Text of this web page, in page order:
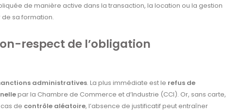
de manière active dans la transaction, la location ou la gestion
sa formation.
respect de l’obligation
administratives. La plus immédiate est le refus de
par la Chambre de Commerce et d’Industrie (CCI). Or, sans carte,
de contrôle aléatoire, l’absence de justificatif peut entraîner